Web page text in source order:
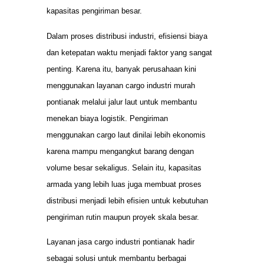
kapasitas pengiriman besar.
Dalam proses distribusi industri, efisiensi biaya
dan ketepatan waktu menjadi faktor yang sangat
penting. Karena itu, banyak perusahaan kini
menggunakan layanan cargo industri murah
pontianak melalui jalur laut untuk membantu
menekan biaya logistik. Pengiriman
menggunakan cargo laut dinilai lebih ekonomis
karena mampu mengangkut barang dengan
volume besar sekaligus. Selain itu, kapasitas
armada yang lebih luas juga membuat proses
distribusi menjadi lebih efisien untuk kebutuhan
pengiriman rutin maupun proyek skala besar.
Layanan jasa cargo industri pontianak hadir
sebagai solusi untuk membantu berbagai